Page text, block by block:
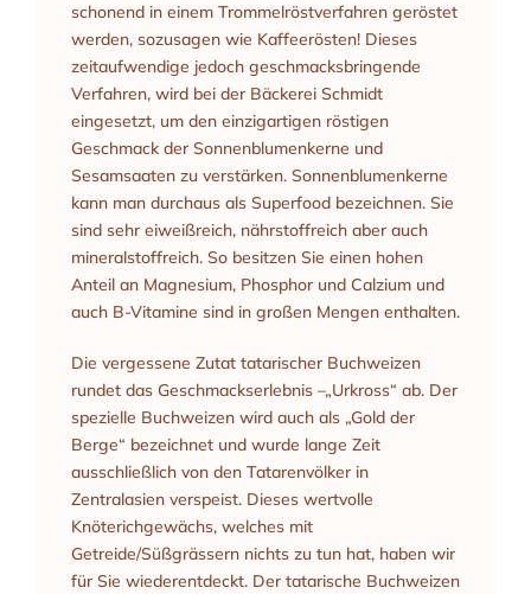
schonend in einem Trommelröstverfahren geröstet
werden, sozusagen wie Kaffeerösten! Dieses
zeitaufwendige jedoch geschmacksbringende
Verfahren, wird bei der Bäckerei Schmidt
eingesetzt, um den einzigartigen röstigen
Geschmack der Sonnenblumenkerne und
Sesamsaaten zu verstärken. Sonnenblumenkerne
kann man durchaus als Superfood bezeichnen. Sie
sind sehr eiweißreich, nährstoffreich aber auch
mineralstoffreich. So besitzen Sie einen hohen
Anteil an Magnesium, Phosphor und Calzium und
auch B-Vitamine sind in großen Mengen enthalten.
Die vergessene Zutat tatarischer Buchweizen
rundet das Geschmackserlebnis –„Urkross“ ab. Der
spezielle Buchweizen wird auch als „Gold der
Berge“ bezeichnet und wurde lange Zeit
ausschließlich von den Tatarenvölker in
Zentralasien verspeist. Dieses wertvolle
Knöterichgewächs, welches mit
Getreide/Süßgrässern nichts zu tun hat, haben wir
für Sie wiederentdeckt. Der tatarische Buchweizen